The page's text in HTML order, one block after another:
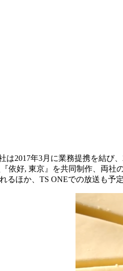
は2017年3月に業務提携を結び
依好, 東京』を共同制作、両
るほか、TS ONEでの放送も予